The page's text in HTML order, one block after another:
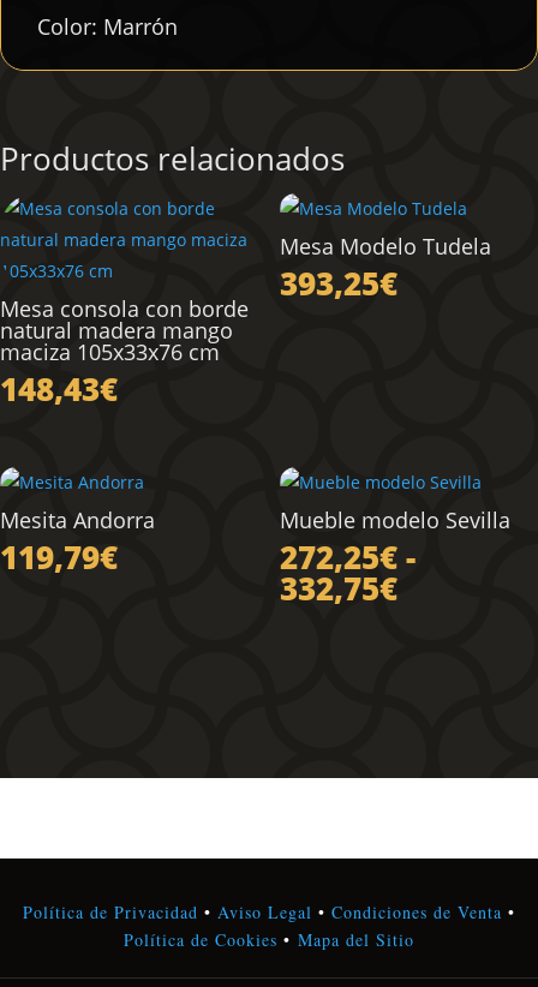
Color: Marrón
Productos relacionados
Mesa consola con borde
natural madera mango
maciza 105x33x76 cm
148,43€
Mesa Modelo Tudela
393,25€
Mesita Andorra
119,79€
Mueble modelo Sevilla
272,25€-
332,75€Rango
332,75€
Política de Privacidad • Aviso Legal • Condiciones de Venta •
Política de Cookies • Mapa del Sitio